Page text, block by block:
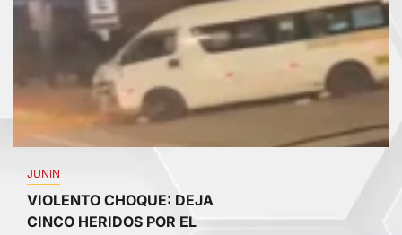
JUNIN
VIOLENTO CHOQUE: DEJA
CINCO HERIDOS POR EL